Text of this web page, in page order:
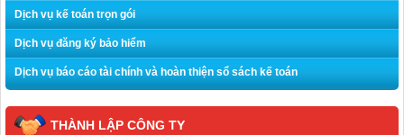
Dịch vụ kế toán trọn gói
Dịch vụ đăng ký bảo hiểm
Dịch vụ báo cáo tài chính và hoàn thiện sổ sách kế toán
THÀNH LẬP CÔNG TY